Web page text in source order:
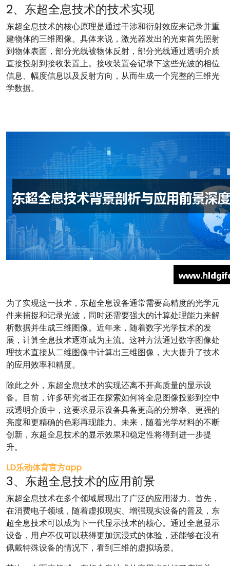
2、东超全息技术的技术实现
东超全息技术的核心原理是通过干涉和衍射效应来记录并重
建物体的三维图像。具体来说，激光器发出的光束首先照射
到物体表面，部分光线被物体反射，部分光线通过透明介质
直接投射到接收装置上。接收装置会记录下这些光波的相位
信息、幅度信息以及反射方向，从而生成一个完整的三维光
学数据。
为了实现这一技术，东超全息设备通常需要高精度的光学元
件来捕捉和记录光波，同时还需要强大的计算处理能力来解
析数据并生成三维图像。近年来，随着数字光学技术的发
展，计算全息技术逐渐成为主流。这种方法通过数字图像处
理技术直接从二维图像中计算出三维图像，大大提升了技术
的应用效率和精度。
除此之外，东超全息技术的实现还离不开高质量的显示设
备。目前，许多研究者正在探索如何将全息图像投影到空中
或透明介质中，这要求显示设备具备更高的分辨率、更强的
亮度和更精确的色彩再现能力。未来，随着光学材料的不断
创新，东超全息技术的显示效果和稳定性将得到进一步提
升。
LD乐动体育官方app
3、东超全息技术的应用前景
东超全息技术在多个领域展现出了广泛的应用潜力。首先，
在消费电子领域，随着虚拟现实、增强现实设备的普及，东
超全息技术可以成为下一代显示技术的核心。通过全息显示
设备，用户不仅可以获得更加沉浸式的体验，还能够在没有
佩戴特殊设备的情况下，看到三维的虚拟场景。